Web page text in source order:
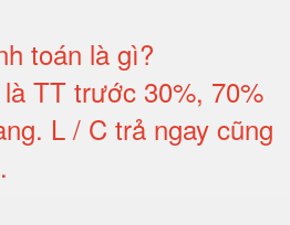
toán là gì?
TT trước 30%, 70%
L / C trả ngay cũng
.